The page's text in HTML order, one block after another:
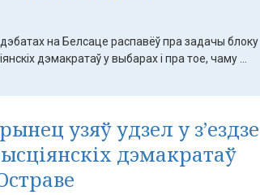
на Белсаце распавёў пра задачы блоку
дэмакратаў у выбарах і пра тое, чаму ...
узяў удзел у з’ездзе
дэмакратаў